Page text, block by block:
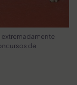
extremadamente
de